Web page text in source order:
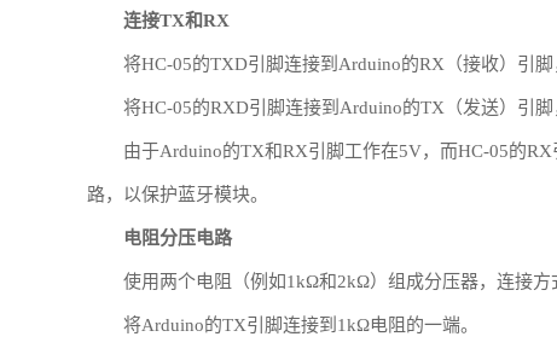
连接TX和RX
将HC-05的TXD引脚连接到Arduino的RX（接收）引脚
将HC-05的RXD引脚连接到Arduino的TX（发送）引脚
由于Arduino的TX和RX引脚工作在5V，而HC-05的
路，以保护蓝牙模块。
电阻分压电路
使用两个电阻（例如1kΩ和2kΩ）组成分压器，连接方
将Arduino的TX引脚连接到1kΩ电阻的一端。